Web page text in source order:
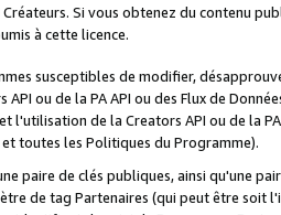
Si vous obtenez du contenu
à cette licence.
susceptibles de modifier,
ou de la PA API ou des Flux de
l'utilisation de la Creators API ou de la
toutes les Politiques du Programme).
paire de clés publiques, ainsi qu'une
de tag Partenaires (qui peut être soit